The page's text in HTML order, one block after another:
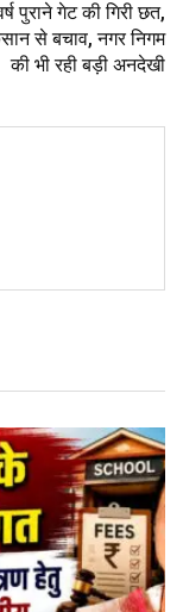
पुराने गेट की गिरी छत,
से बचाव, नगर निगम
की भी रही बड़ी अनदेखी